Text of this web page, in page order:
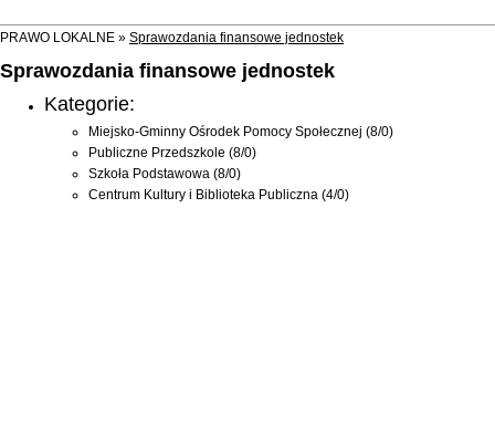
PRAWO LOKALNE » Sprawozdania finansowe jednostek
Sprawozdania finansowe jednostek
Kategorie:
Miejsko-Gminny Ośrodek Pomocy Społecznej (8/0)
Publiczne Przedszkole (8/0)
Szkoła Podstawowa (8/0)
Centrum Kultury i Biblioteka Publiczna (4/0)